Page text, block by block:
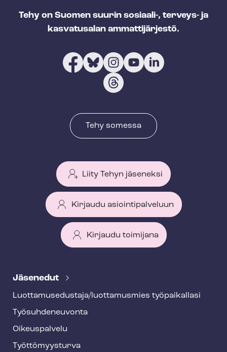
Tehy on Suomen suurin sosiaali-, terveys- ja
kasvatusalan ammattijärjestö.
Tehy somessa
Liity Tehyn jäseneksi
Kirjaudu asiointipalveluun
Kirjaudu toimijana
e
f
o
o
Jäsenedut
Luot­ta­muse­dus­ta­ja/luottamusmies työpaikallasi
Työ­suh­de­neu­von­ta
Oikeuspalvelu
Työt­tö­myys­tur­va